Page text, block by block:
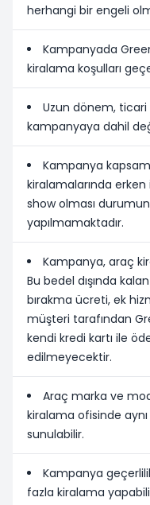
herhangi bir engeli
Kampanyada
kiralama koşulları
Uzun dönem, ticari
kampanyaya dahil
Kampanya
kiralamalarında
show olması
yapılmamaktadır.
Kampanya, araç
Bu bedel dışında
bırakma ücreti, ek
müşteri tarafından
kendi kredi kartı ile
edilmeyecektir.
Araç marka ve
kiralama ofisinde
sunulabilir.
Kampanya
fazla kiralama